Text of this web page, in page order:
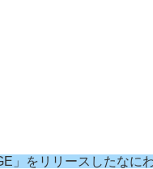
」をリリースしたなにわ